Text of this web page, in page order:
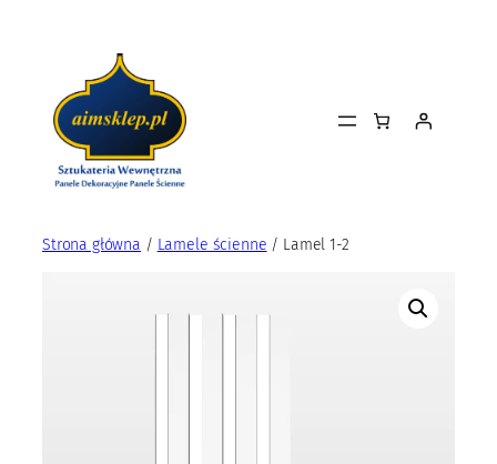
Strona główna / Lamele ścienne / Lamel 1-2